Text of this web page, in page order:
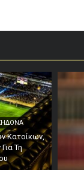
Κατοίκων,
Τη